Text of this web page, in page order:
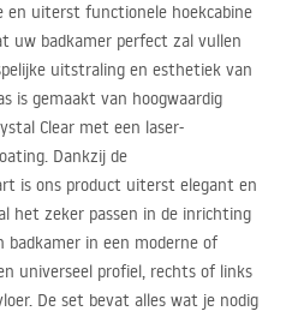
en uiterst functionele hoekcabine
uw badkamer perfect zal vullen
uitstraling en esthetiek van
is gemaakt van hoogwaardig
Clear met een laser-
Dankzij de
is ons product uiterst elegant en
het zeker passen in de inrichting
in een moderne of
universeel profiel, rechts of links
De set bevat alles wat je nodig